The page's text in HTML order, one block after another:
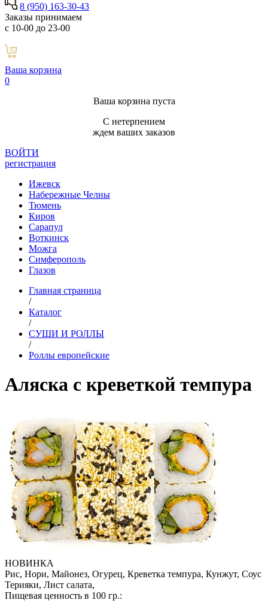
8 (950) 163-30-43
Заказы принимаем
с 10-00 до 23-00
Ваша корзина
0
Ваша корзина пуста
С нетерпением
ждем ваших заказов
ВОЙТИ
регистрация
Ижевск
Набережные Челны
Тюмень
Киров
Сарапул
Воткинск
Можга
Симферополь
Глазов
Главная страница
/
Каталог
/
СУШИ И РОЛЛЫ
/
Роллы европейские
Аляска с креветкой темпура
НОВИНКА
Рис, Нори, Майонез, Огурец, Креветка темпура, Кунжут, Соус
Терияки, Лист салата,
Пищевая ценность в 100 гр.: